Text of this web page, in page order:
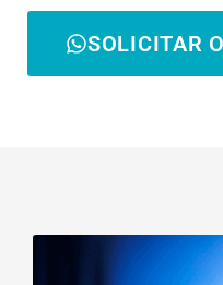
SOLICITAR